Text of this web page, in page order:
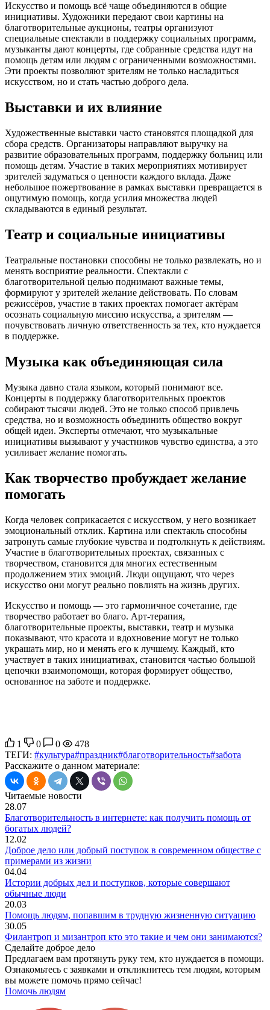
Искусство и помощь всё чаще объединяются в общие
инициативы. Художники передают свои картины на
благотворительные аукционы, театры организуют
специальные спектакли в поддержку социальных программ,
музыканты дают концерты, где собранные средства идут на
помощь детям или людям с ограниченными возможностями.
Эти проекты позволяют зрителям не только насладиться
искусством, но и стать частью доброго дела.
Выставки и их влияние
Художественные выставки часто становятся площадкой для
сбора средств. Организаторы направляют выручку на
развитие образовательных программ, поддержку больниц или
помощь детям. Участие в таких мероприятиях мотивирует
зрителей задуматься о ценности каждого вклада. Даже
небольшое пожертвование в рамках выставки превращается в
ощутимую помощь, когда усилия множества людей
складываются в единый результат.
Театр и социальные инициативы
Театральные постановки способны не только развлекать, но и
менять восприятие реальности. Спектакли с
благотворительной целью поднимают важные темы,
формируют у зрителей желание действовать. По словам
режиссёров, участие в таких проектах помогает актёрам
осознать социальную миссию искусства, а зрителям —
почувствовать личную ответственность за тех, кто нуждается
в поддержке.
Музыка как объединяющая сила
Музыка давно стала языком, который понимают все.
Концерты в поддержку благотворительных проектов
собирают тысячи людей. Это не только способ привлечь
средства, но и возможность объединить общество вокруг
общей идеи. Эксперты отмечают, что музыкальные
инициативы вызывают у участников чувство единства, а это
усиливает желание помогать.
Как творчество пробуждает желание
помогать
Когда человек соприкасается с искусством, у него возникает
эмоциональный отклик. Картина или спектакль способны
затронуть самые глубокие чувства и подтолкнуть к действиям.
Участие в благотворительных проектах, связанных с
творчеством, становится для многих естественным
продолжением этих эмоций. Люди ощущают, что через
искусство они могут реально повлиять на жизнь других.
Искусство и помощь — это гармоничное сочетание, где
творчество работает во благо. Арт-терапия,
благотворительные проекты, выставки, театр и музыка
показывают, что красота и вдохновение могут не только
украшать мир, но и менять его к лучшему. Каждый, кто
участвует в таких инициативах, становится частью большой
цепочки взаимопомощи, которая формирует общество,
основанное на заботе и поддержке.
1 0 0
478
ТЕГИ: #культура#праздник#благотворительность#забота
Расскажите о данном материале:
Читаемые новости
28.07
Благотворительность в интернете: как получить помощь от
богатых людей?
12.02
Доброе дело или добрый поступок в современном обществе с
примерами из жизни
04.04
Истории добрых дел и поступков, которые совершают
обычные люди
20.03
Помощь людям, попавшим в трудную жизненную ситуацию
30.05
Филантроп и мизантроп кто это такие и чем они занимаются?
Сделайте доброе дело
Предлагаем вам протянуть руку тем, кто нуждается в помощи.
Ознакомьтесь с заявками и откликнитесь тем людям, которым
вы можете помочь прямо сейчас!
Помочь людям